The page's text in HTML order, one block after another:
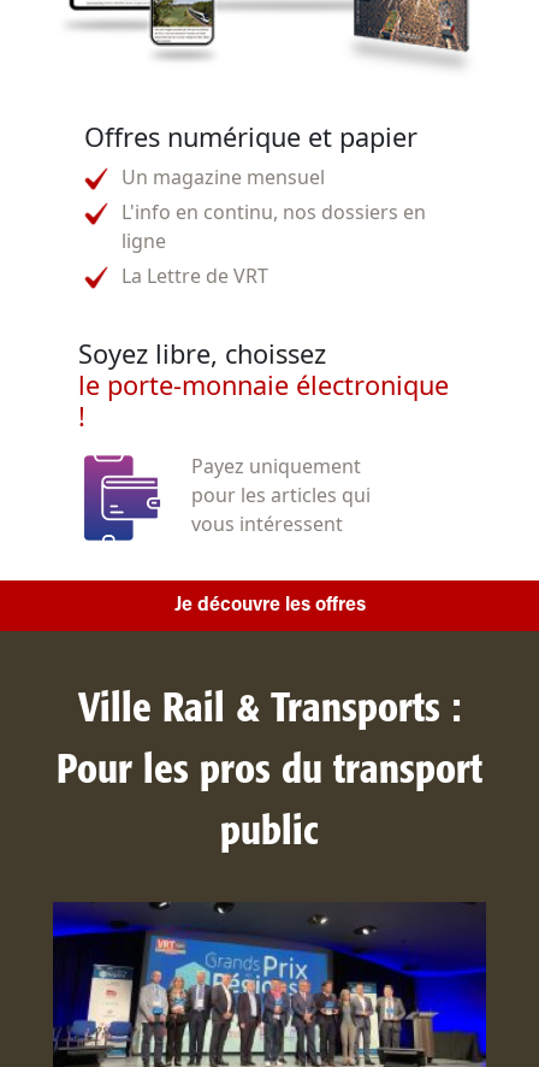
Offres numérique et papier
Un magazine mensuel
L'info en continu, nos dossiers en
ligne
La Lettre de VRT
Soyez libre, choissez
le porte-monnaie électronique
!
Payez uniquement
pour les articles qui
vous intéressent
Je découvre les offres
Ville Rail & Transports :
Pour les pros du transport
public